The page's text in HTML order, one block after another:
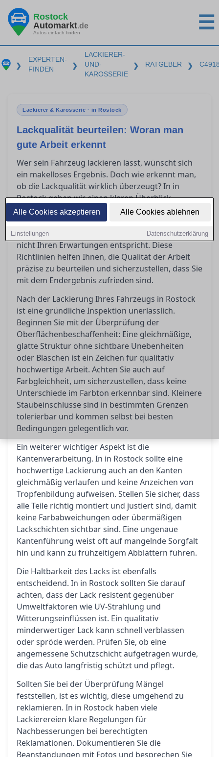
Alle Cookies akzeptieren Alle Cookies ablehnen
Einstellungen Datenschutzerklärung
Rostock
Automarkt.de
Autos einfach finden ☰
❯
EXPERTEN-
FINDEN
❯
LACKIERER-
UND-
KAROSSERIE
❯ RATGEBER ❯
Lackierer & Karosserie · in Rostock
Lackqualität beurteilen: Woran man
gute Arbeit erkennt
Wer sein Fahrzeug lackieren lässt, wünscht sich
ein makelloses Ergebnis. Doch wie erkennt man,
ob die Lackqualität wirklich überzeugt? In in
Rostock geben wir einen klaren Überblick
darüber, was nach einer Lackierung zu prüfen ist,
welche Toleranzen akzeptabel sind und welche
Schritte Sie einleiten können, wenn das Ergebnis
nicht Ihren Erwartungen entspricht. Diese
Richtlinien helfen Ihnen, die Qualität der Arbeit
präzise zu beurteilen und sicherzustellen, dass Sie
mit dem Endergebnis zufrieden sind.
Nach der Lackierung Ihres Fahrzeugs in Rostock
ist eine gründliche Inspektion unerlässlich.
Beginnen Sie mit der Überprüfung der
Oberflächenbeschaffenheit: Eine gleichmäßige,
glatte Struktur ohne sichtbare Unebenheiten
oder Bläschen ist ein Zeichen für qualitativ
hochwertige Arbeit. Achten Sie auch auf
Farbgleichheit, um sicherzustellen, dass keine
Unterschiede im Farbton erkennbar sind. Kleinere
Staubeinschlüsse sind in bestimmten Grenzen
tolerierbar und kommen selbst bei besten
Bedingungen gelegentlich vor.
Ein weiterer wichtiger Aspekt ist die
Kantenverarbeitung. In in Rostock sollte eine
hochwertige Lackierung auch an den Kanten
gleichmäßig verlaufen und keine Anzeichen von
Tropfenbildung aufweisen. Stellen Sie sicher, dass
alle Teile richtig montiert und justiert sind, damit
keine Farbabweichungen oder übermäßigen
Lackschichten sichtbar sind. Eine ungenaue
Kantenführung weist oft auf mangelnde Sorgfalt
hin und kann zu frühzeitigem Abblättern führen.
Die Haltbarkeit des Lacks ist ebenfalls
entscheidend. In in Rostock sollten Sie darauf
achten, dass der Lack resistent gegenüber
Umweltfaktoren wie UV-Strahlung und
Witterungseinflüssen ist. Ein qualitativ
minderwertiger Lack kann schnell verblassen
oder spröde werden. Prüfen Sie, ob eine
angemessene Schutzschicht aufgetragen wurde,
die das Auto langfristig schützt und pflegt.
Sollten Sie bei der Überprüfung Mängel
feststellen, ist es wichtig, diese umgehend zu
reklamieren. In in Rostock haben viele
Lackierereien klare Regelungen für
Nachbesserungen bei berechtigten
Reklamationen. Dokumentieren Sie die
Beanstandungen mit Fotos und besprechen Sie